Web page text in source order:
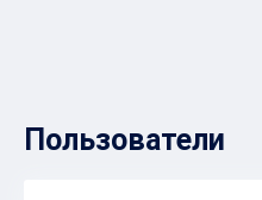
Пользователи